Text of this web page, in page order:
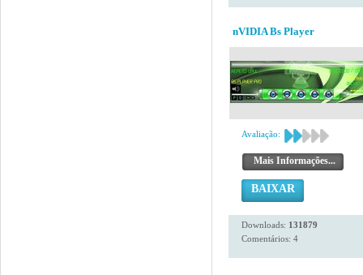
nVIDIA Bs Player
Avaliação:
Mais Informações...
BAIXAR
Downloads: 131879
Comentários: 4